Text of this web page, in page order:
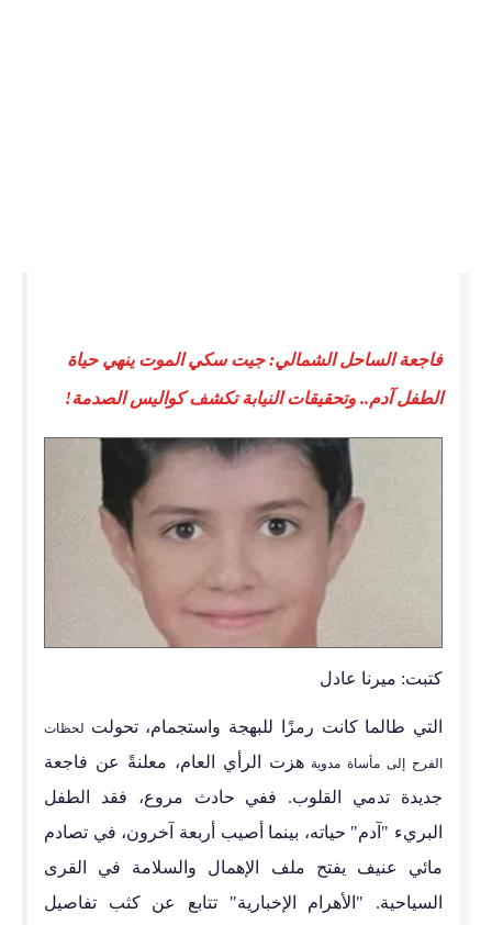
فاجعة الساحل الشمالي: جيت سكي الموت ينهي حياة
الطفل آدم.. وتحقيقات النيابة تكشف كواليس الصدمة!
كتبت: ميرنا عادل
التي طالما كانت رمزًا للبهجة واستجمام، تحولت لحظات
الفرح إلى مأساة مدوية هزت الرأي العام، معلنةً عن فاجعة
جديدة تدمي القلوب. ففي حادث مروع، فقد الطفل
البريء "آدم" حياته، بينما أصيب أربعة آخرون، في تصادم
مائي عنيف يفتح ملف الإهمال والسلامة في القرى
السياحية. "الأهرام الإخبارية" تتابع عن كثب تفاصيل